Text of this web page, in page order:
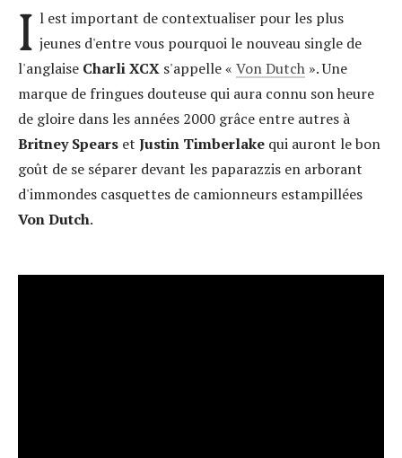
I l est important de contextualiser pour les plus
jeunes d'entre vous pourquoi le nouveau single de
l'anglaise Charli XCX s'appelle « Von Dutch ». Une
marque de fringues douteuse qui aura connu son heure
de gloire dans les années 2000 grâce entre autres à
Britney Spears et Justin Timberlake qui auront le bon
goût de se séparer devant les paparazzis en arborant
d'immondes casquettes de camionneurs estampillées
Von Dutch.